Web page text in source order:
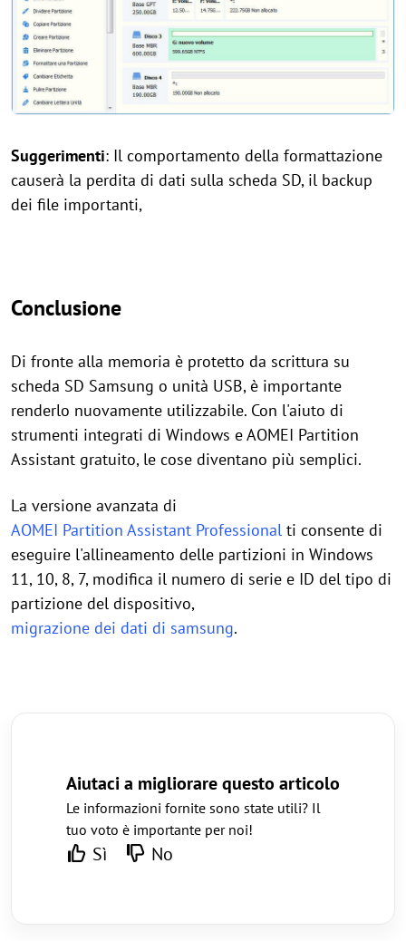
Suggerimenti: Il comportamento della formattazione
causerà la perdita di dati sulla scheda SD, il backup
dei file importanti,
Conclusione
Di fronte alla memoria è protetto da scrittura su
scheda SD Samsung o unità USB, è importante
renderlo nuovamente utilizzabile. Con l'aiuto di
strumenti integrati di Windows e AOMEI Partition
Assistant gratuito, le cose diventano più semplici.
La versione avanzata di
AOMEI Partition Assistant Professional ti consente di
eseguire l'allineamento delle partizioni in Windows
11, 10, 8, 7, modifica il numero di serie e ID del tipo di
partizione del dispositivo,
migrazione dei dati di samsung.
Aiutaci a migliorare questo articolo
Le informazioni fornite sono state utili? Il
tuo voto è importante per noi!
Sì No